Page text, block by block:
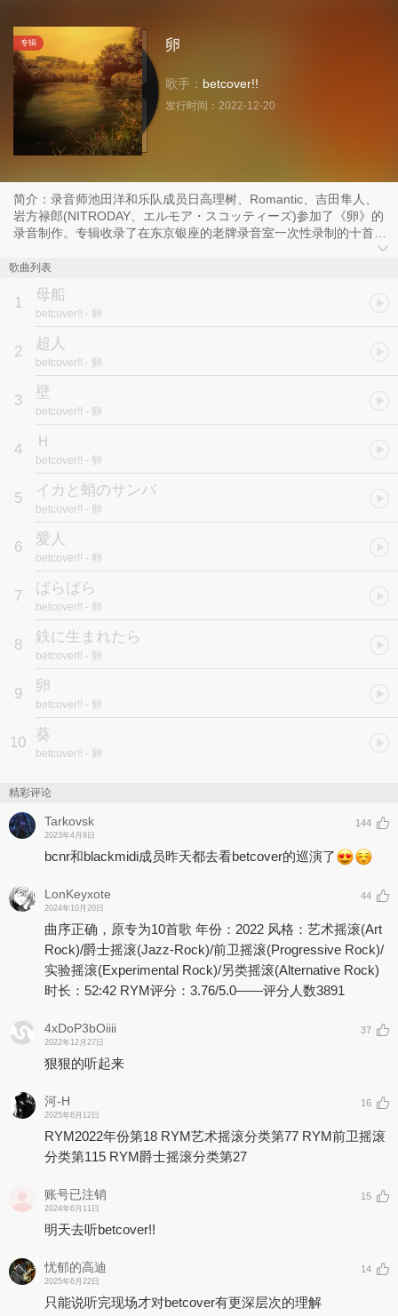
专辑 卵
歌手： betcover!!
发行时间： 2022-12-20
简介：录音师池田洋和乐队成员日高理树、Romantic、吉田隼人、
岩方禄郎(NITRODAY、エルモア・スコッティーズ)参加了《卵》的
录音制作。专辑收录了在东京银座的老牌录音室一次性录制的十首歌
歌曲列表
1 母船
betcover!! - 卵
2 超人
betcover!! - 卵
3 壁
betcover!! - 卵
4 Ｈ
betcover!! - 卵
5 イカと蛸のサンバ
betcover!! - 卵
6 愛人
betcover!! - 卵
7 ばらばら
betcover!! - 卵
8 鉄に生まれたら
betcover!! - 卵
9 卵
betcover!! - 卵
10 葵
betcover!! - 卵
精彩评论
Tarkovsk
2023年4月8日
144
bcnr和blackmidi成员昨天都去看betcover的巡演了
LonKeyxote
2024年10月20日
44
曲序正确，原专为10首歌 年份：2022 风格：艺术摇滚(Art
Rock)/爵士摇滚(Jazz-Rock)/前卫摇滚(Progressive Rock)/
实验摇滚(Experimental Rock)/另类摇滚(Alternative Rock)
时长：52:42 RYM评分：3.76/5.0——评分人数3891
4xDoP3bOiiii
2022年12月27日
37
狠狠的听起来
河-H
2025年6月12日
16
RYM2022年份第18 RYM艺术摇滚分类第77 RYM前卫摇滚
分类第115 RYM爵士摇滚分类第27
账号已注销
2024年6月11日
15
明天去听betcover!!
忧郁的高迪
2025年6月22日
14
只能说听完现场才对betcover有更深层次的理解